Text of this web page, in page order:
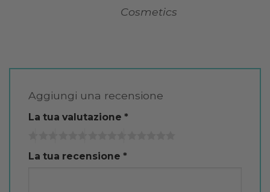
Cosmetics
Aggiungi una recensione
La tua valutazione *
La tua recensione *